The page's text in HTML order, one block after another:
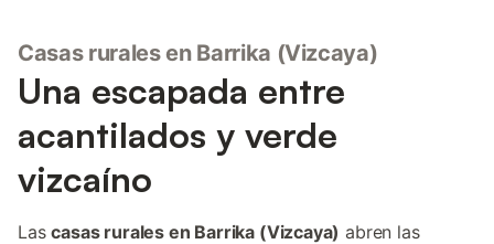
Casas rurales en Barrika (Vizcaya)
Una escapada entre
acantilados y verde
vizcaíno
Lascasas rurales en Barrika (Vizcaya) abren las